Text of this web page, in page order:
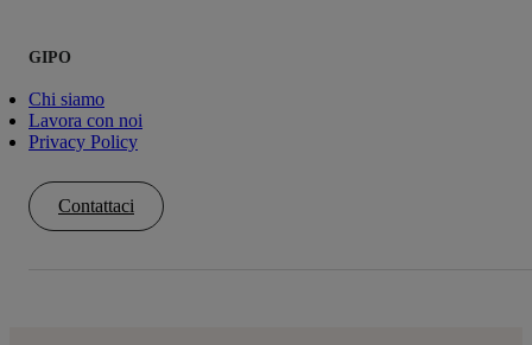
GIPO
Chi siamo
Lavora con noi
Privacy Policy
Contattaci